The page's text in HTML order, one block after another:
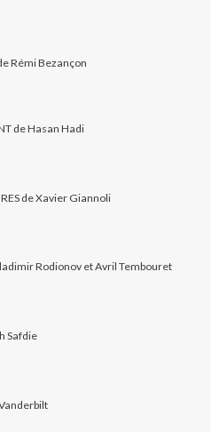
Rémi Bezançon
de Hasan Hadi
de Xavier Giannoli
Rodionov et Avril Tembouret
Safdie